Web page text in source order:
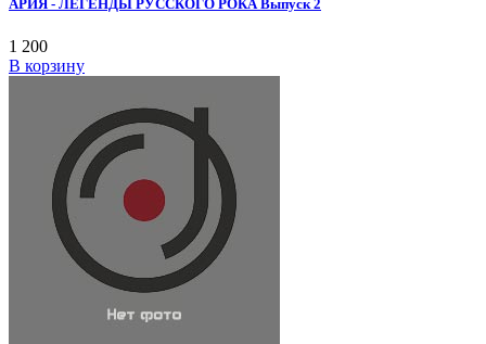
АРИЯ - ЛЕГЕНДЫ РУССКОГО РОКА Выпуск 2
1 200
В корзину